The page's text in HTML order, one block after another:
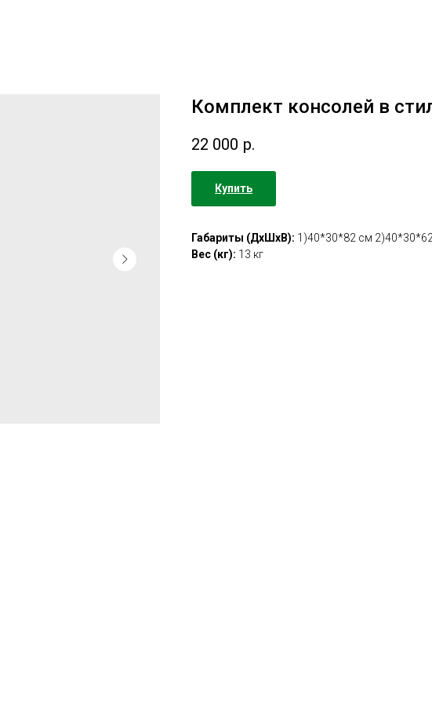
Комплект консолей в
22 000 р.
Купить
Габариты (ДхШхВ): 1)40*30*82 см
Вес (кг): 13 кг